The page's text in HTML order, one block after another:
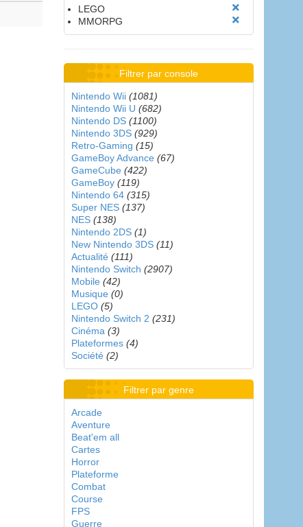
LEGO
MMORPG
Filtrer par console
Nintendo Wii (1081)
Nintendo Wii U (682)
Nintendo DS (1100)
Nintendo 3DS (929)
Retro-Gaming (15)
GameBoy Advance (67)
GameCube (422)
GameBoy (119)
Nintendo 64 (315)
Super NES (137)
NES (138)
Nintendo 2DS (1)
New Nintendo 3DS (11)
Actualité (111)
Nintendo Switch (2907)
Mobile (42)
Musique (0)
LEGO (5)
Nintendo Switch 2 (231)
Cinéma (3)
Plateformes (4)
Société (2)
Filtrer par genre
Arcade
Aventure
Beat'em all
Cartes
Horror
Plateforme
Combat
Course
FPS
Guerre